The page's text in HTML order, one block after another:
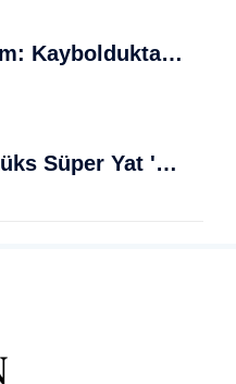
Eğil'de Gizemli Ölüm: Kaybolduktan Sonra Baraj Gölünde Ölü Bulundu
Muğla Bodrum'da Lüks Süper Yat 'Golden Odyssey' Demirledi